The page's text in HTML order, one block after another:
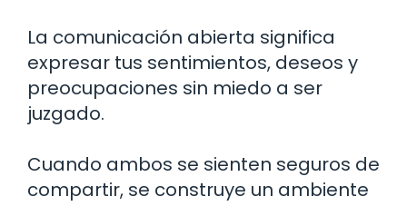
La comunicación abierta significa
expresar tus sentimientos, deseos y
preocupaciones sin miedo a ser
juzgado.
Cuando ambos se sienten seguros de
compartir, se construye un ambiente